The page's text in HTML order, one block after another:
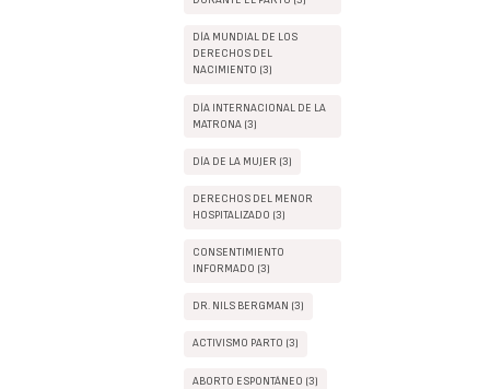
DÍA MUNDIAL DE LOS
DERECHOS DEL
NACIMIENTO (3)
DÍA INTERNACIONAL DE LA
MATRONA (3)
DÍA DE LA MUJER (3)
DERECHOS DEL MENOR
HOSPITALIZADO (3)
CONSENTIMIENTO
INFORMADO (3)
DR. NILS BERGMAN (3)
ACTIVISMO PARTO (3)
ABORTO ESPONTÁNEO (3)